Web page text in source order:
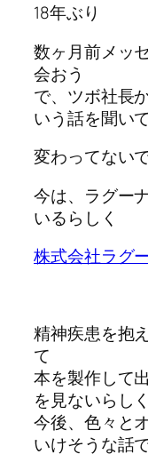
18年ぶり
数ヶ月前メッ
会おう
で、ツボ社長
いう話を聞いて
変わってない
今は、ラグー
いるらしく
株式会社ラグ
精神疾患を抱
て
本を製作して
を見ないらしく
今後、色々と
いけそうな話